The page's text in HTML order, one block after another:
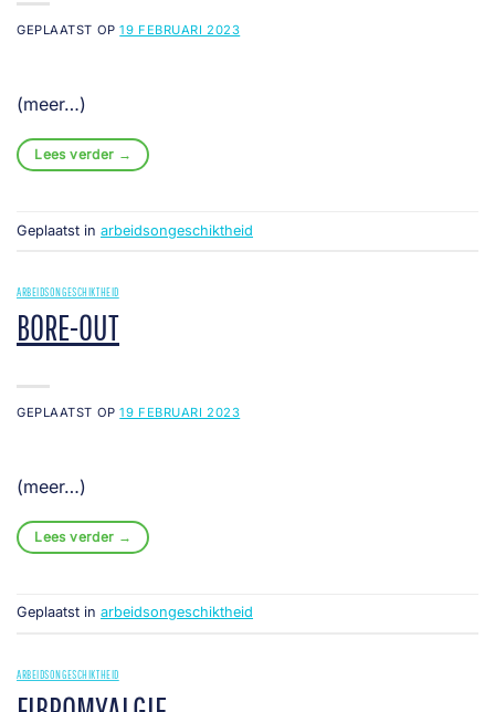
GEPLAATST OP19 FEBRUARI 2023
(meer…)
Lees verder →
Geplaatst in arbeidsongeschiktheid
ARBEIDSONGESCHIKTHEID
BORE-OUT
GEPLAATST OP19 FEBRUARI 2023
(meer…)
Lees verder →
Geplaatst in arbeidsongeschiktheid
ARBEIDSONGESCHIKTHEID